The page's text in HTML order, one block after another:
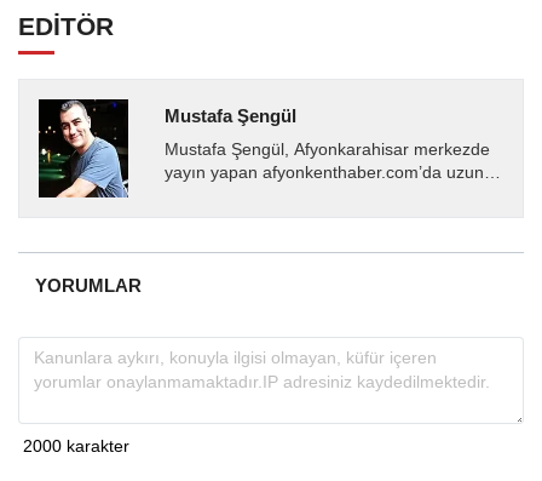
EDİTÖR
Mustafa Şengül
Mustafa Şengül, Afyonkarahisar merkezde
yayın yapan afyonkenthaber.com’da uzun
almakta, haber akışı...
YORUMLAR